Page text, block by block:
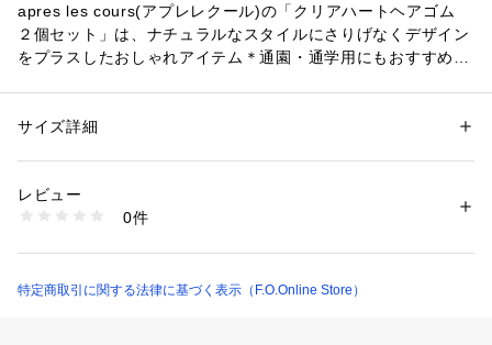
apres les cours(アプレレクール)の「クリアハートヘアゴム
２個セット」は、ナチュラルなスタイルにさりげなくデザイン
をプラスしたおしゃれアイテム＊通園・通学用にもおすすめで
【サイズ(cm)】
性別：キッズ・ベビー
シュ
V270A66 （ショップ）
サイズ詳細
レビュー
0件
特定商取引に関する法律に基づく表示（F.O.Online Store）